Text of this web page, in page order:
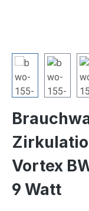
Vortex
9 Watt